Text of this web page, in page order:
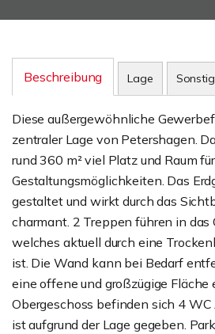
Beschreibung Lage
Diese außergewöhnliche
zentraler Lage von Petershagen.
rund 360 m² viel Platz und Raum für
Gestaltungsmöglichkeiten. Das
gestaltet und wirkt durch das
charmant. 2 Treppen führen in das
welches aktuell durch eine
ist. Die Wand kann bei Bedarf
eine offene und großzügige Fläche
Obergeschoss befinden sich 4
ist aufgrund der Lage gegeben.